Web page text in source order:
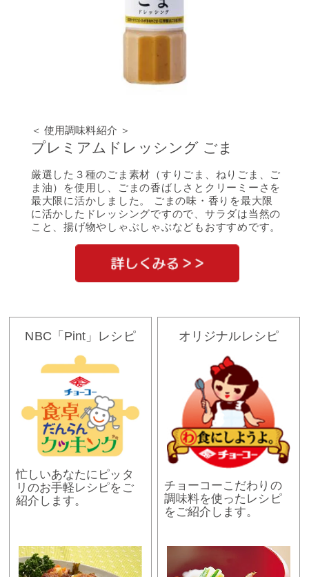
＜ 使用調味料紹介 ＞
プレミアムドレッシング ごま
厳選した３種のごま素材（すりごま、ねりごま、ご
ま油）を使用し、ごまの香ばしさとクリーミーさを
最大限に活かしました。 ごまの味・香りを最大限
に活かしたドレッシングですので、サラダは当然の
こと、揚げ物やしゃぶしゃぶなどもおすすめです。
NBC「Pint」レシピ
忙しいあなたにピッタ
リのお手軽レシピをご
紹介します。
オリジナルレシピ
チョーコーこだわりの
調味料を使ったレシピ
をご紹介します。